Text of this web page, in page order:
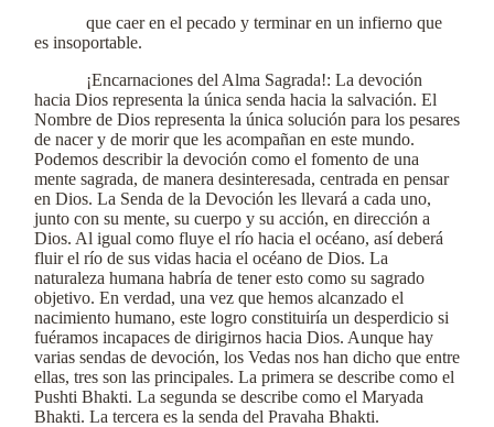
que caer en el pecado y terminar en un infierno que
es insoportable.
¡Encarnaciones del Alma Sagrada!: La devoción
hacia Dios representa la única senda hacia la salvación. El
Nombre de Dios representa la única solución para los pesares
de nacer y de morir que les acompañan en este mundo.
Podemos describir la devoción como el fomento de una
mente sagrada, de manera desinteresada, centrada en pensar
en Dios. La Senda de la Devoción les llevará a cada uno,
junto con su mente, su cuerpo y su acción, en dirección a
Dios. Al igual como fluye el río hacia el océano, así deberá
fluir el río de sus vidas hacia el océano de Dios. La
naturaleza humana habría de tener esto como su sagrado
objetivo. En verdad, una vez que hemos alcanzado el
nacimiento humano, este logro constituiría un desperdicio si
fuéramos incapaces de dirigirnos hacia Dios. Aunque hay
varias sendas de devoción, los Vedas nos han dicho que entre
ellas, tres son las principales. La primera se describe como el
Pushti Bhakti. La segunda se describe como el Maryada
Bhakti. La tercera es la senda del Pravaha Bhakti.